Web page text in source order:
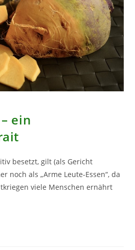
ein
besetzt, gilt (als Gericht
noch als „Arme Leute-Essen“, da
viele Menschen ernährt